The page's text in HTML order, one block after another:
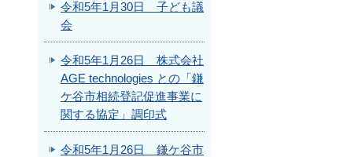
令和5年1月30日 子ども議
会
令和5年1月26日 株式会社
AGE technologies との「鎌
ケ谷市相続登記促進事業に
関する協定」調印式
令和5年1月26日 鎌ケ谷市